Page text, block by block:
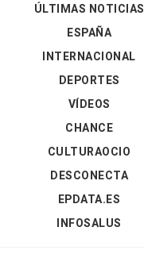
ÚLTIMAS NOTICIAS
ESPAÑA
INTERNACIONAL
DEPORTES
VÍDEOS
CHANCE
CULTURAOCIO
DESCONECTA
EPDATA.ES
INFOSALUS